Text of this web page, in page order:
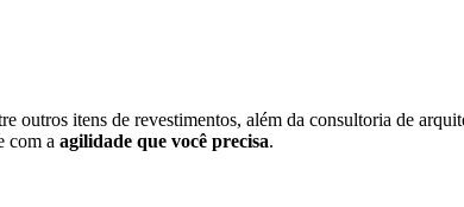
outros itens de revestimentos, além da consultoria de
com a agilidade que você precisa.